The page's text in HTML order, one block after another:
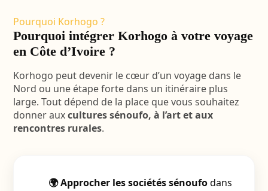
Pourquoi Korhogo ?
Pourquoi intégrer Korhogo à votre voyage
en Côte d’Ivoire ?
Korhogo peut devenir le cœur d’un voyage dans le
Nord ou une étape forte dans un itinéraire plus
large. Tout dépend de la place que vous souhaitez
donner auxcultures sénoufo, à l’art et aux
rencontres rurales.
🌍 Approcher les sociétés sénoufodans